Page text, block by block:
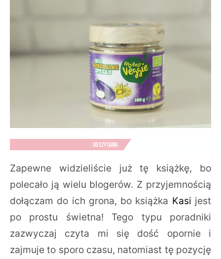
Zapewne widzieliście już tę książkę, bo
polecało ją wielu blogerów. Z przyjemnością
dołączam do ich grona, bo książka Kasi jest
po prostu świetna! Tego typu poradniki
zazwyczaj czyta mi się dość opornie i
zajmuje to sporo czasu, natomiast tę pozycję